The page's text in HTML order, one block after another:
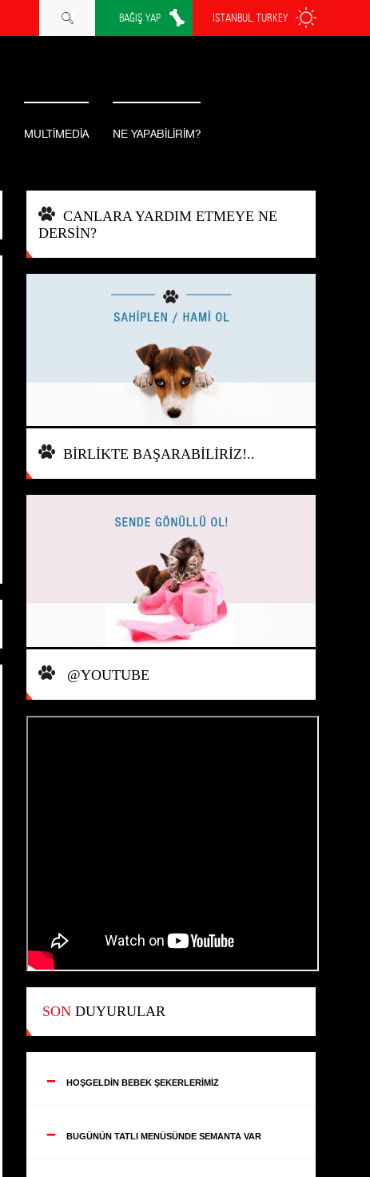
İSTANBUL, TURKEY
BAĞIŞ YAP
MULTİMEDİA NE YAPABİLİRİM?
CANLARA YARDIM ETMEYE NE
DERSİN?
BİRLİKTE BAŞARABİLİRİZ!..
@YOUTUBE
SONDUYURULAR
-- HOŞGELDİN BEBEK ŞEKERLERİMİZ
-- BUGÜNÜN TATLI MENÜSÜNDE SEMANTA VAR